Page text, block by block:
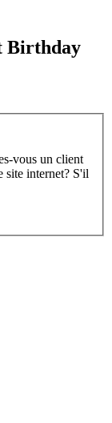
Birthday
vous un client
site internet? S'il